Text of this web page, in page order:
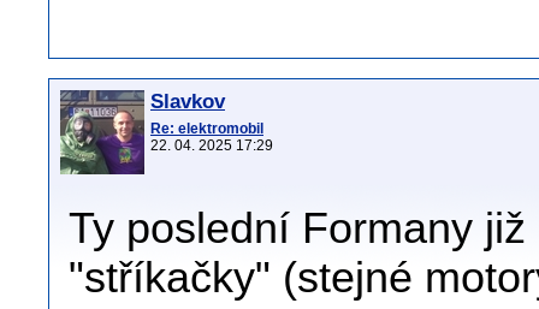
Slavkov
Re: elektromobil
22. 04. 2025 17:29
Ty poslední Formany
"stříkačky" (stejné